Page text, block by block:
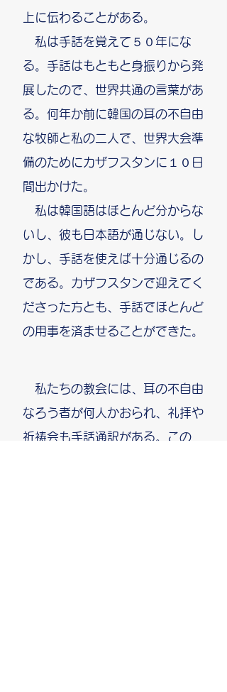
上に伝わることがある。
私は手話を覚えて５０年にな
る。手話はもともと身振りから発
展したので、世界共通の言葉があ
る。何年か前に韓国の耳の不自由
な牧師と私の二人で、世界大会準
備のためにカザフスタンに１０日
間出かけた。
私は韓国語はほとんど分からな
いし、彼も日本語が通じない。し
かし、手話を使えば十分通じるの
である。カザフスタンで迎えてく
ださった方とも、手話でほとんど
の用事を済ませることができた。
私たちの教会には、耳の不自由
なろう者が何人かおられ、礼拝や
祈祷会も手話通訳がある。この